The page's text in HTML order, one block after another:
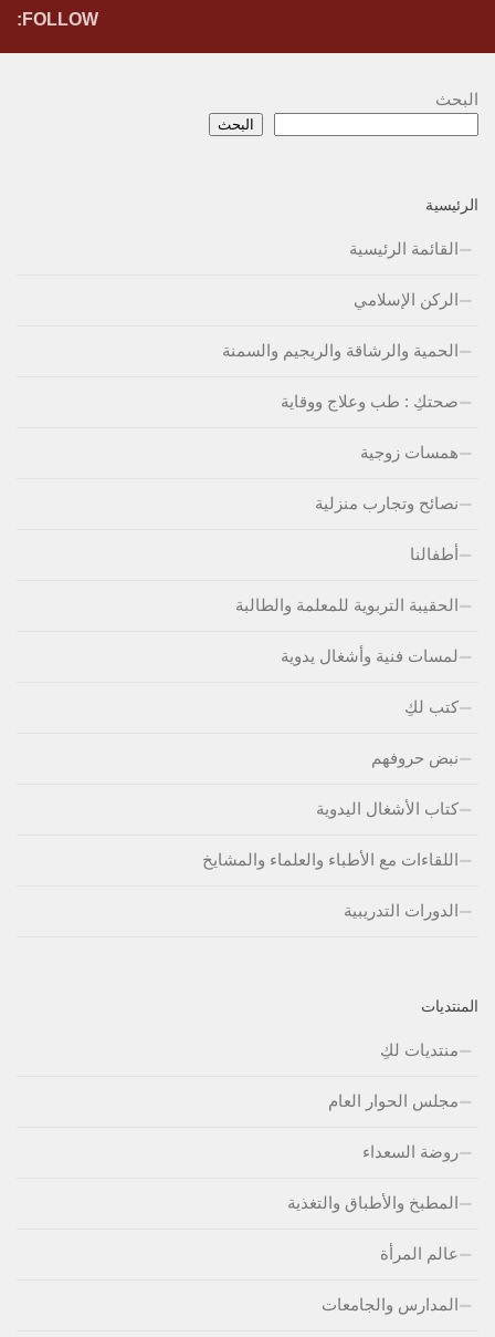
FOLLOW:
البحث
البحث
الرئيسية
القائمة الرئيسية
الركن الإسلامي
الحمية والرشاقة والريجيم والسمنة
صحتكِ : طب وعلاج ووقاية
همسات زوجية
نصائح وتجارب منزلية
أطفالنا
الحقيبة التربوية للمعلمة والطالبة
لمسات فنية وأشغال يدوية
كتب لكِ
نبض حروفهم
كتاب الأشغال اليدوية
اللقاءات مع الأطباء والعلماء والمشايخ
الدورات التدريبية
المنتديات
منتديات لكِ
مجلس الحوار العام
روضة السعداء
المطبخ والأطباق والتغذية
عالم المرأة
المدارس والجامعات